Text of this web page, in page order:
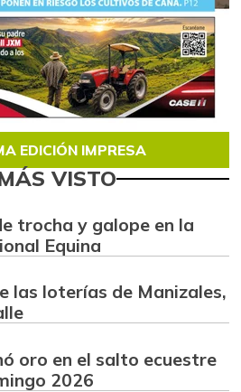
EDICIÓN IMPRESA
VISTO
trocha y galope en la
Equina
las loterías de Manizales,
oro en el salto ecuestre
2026